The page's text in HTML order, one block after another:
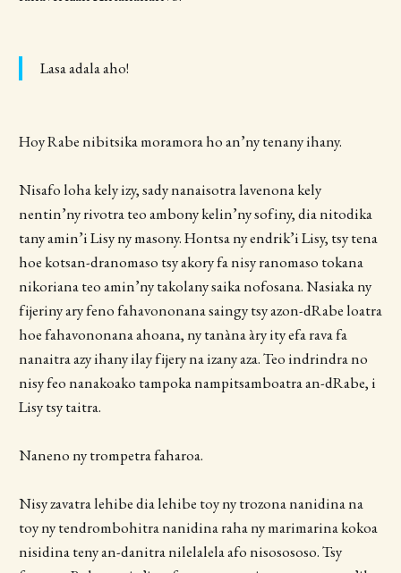
Lasa adala aho!
Hoy Rabe nibitsika moramora ho an’ny tenany ihany.
Nisafo loha kely izy, sady nanaisotra lavenona kely
nentin’ny rivotra teo ambony kelin’ny sofiny, dia nitodika
tany amin’i Lisy ny masony. Hontsa ny endrik’i Lisy, tsy tena
hoe kotsan-dranomaso tsy akory fa nisy ranomaso tokana
nikoriana teo amin’ny takolany saika nofosana. Nasiaka ny
fijeriny ary feno fahavononana saingy tsy azon-dRabe loatra
hoe fahavononana ahoana, ny tanàna àry ity efa rava fa
nanaitra azy ihany ilay fijery na izany aza. Teo indrindra no
nisy feo nanakoako tampoka nampitsamboatra an-dRabe, i
Lisy tsy taitra.
Naneno ny trompetra faharoa.
Nisy zavatra lehibe dia lehibe toy ny trozona nanidina na
toy ny tendrombohitra nanidina raha ny marimarina kokoa
nisidina teny an-danitra nilelalela afo nisosososo. Tsy